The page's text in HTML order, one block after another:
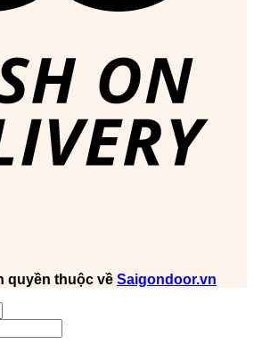
quyền thuộc về Saigondoor.vn